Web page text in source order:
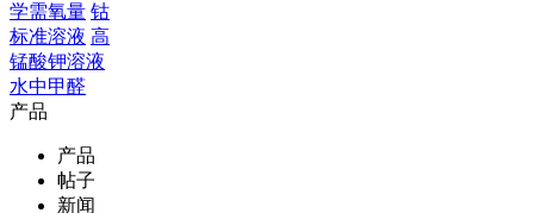
学需氧量 钴
标准溶液 高
锰酸钾溶液
水中甲醛
产品
产品
帖子
新闻